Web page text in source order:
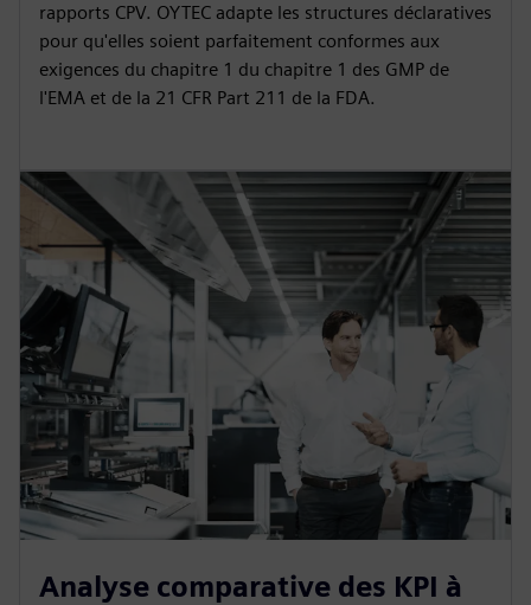
rapports CPV. OYTEC adapte les structures déclaratives
pour qu'elles soient parfaitement conformes aux
exigences du chapitre 1 du chapitre 1 des GMP de
l'EMA et de la 21 CFR Part 211 de la FDA.
Analyse comparative des KPI à